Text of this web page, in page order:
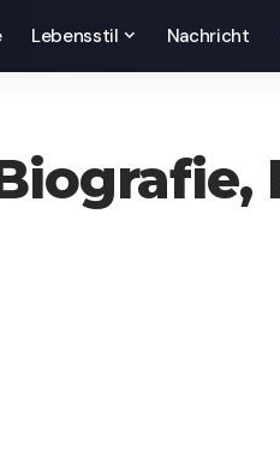
Lebensstil Nachricht